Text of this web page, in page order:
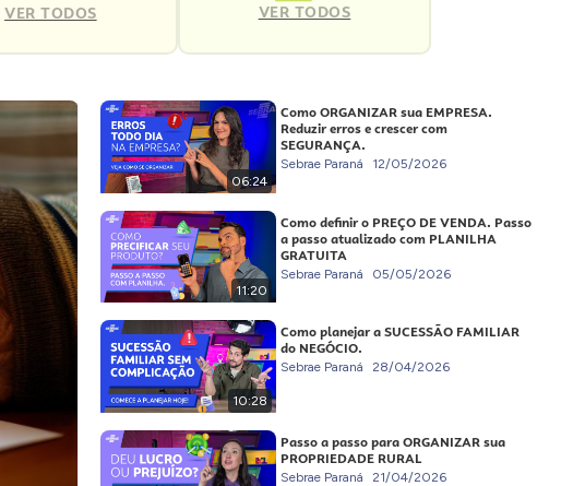
VER TODOS VER TODOS
06:24
Como ORGANIZAR sua EMPRESA.
Reduzir erros e crescer com
SEGURANÇA.
Sebrae Paraná 12/05/2026
11:20
Como definir o PREÇO DE VENDA. Passo
a passo atualizado com PLANILHA
GRATUITA
Sebrae Paraná 05/05/2026
10:28
Como planejar a SUCESSÃO FAMILIAR
do NEGÓCIO.
Sebrae Paraná 28/04/2026
Passo a passo para ORGANIZAR sua
PROPRIEDADE RURAL
Sebrae Paraná 21/04/2026